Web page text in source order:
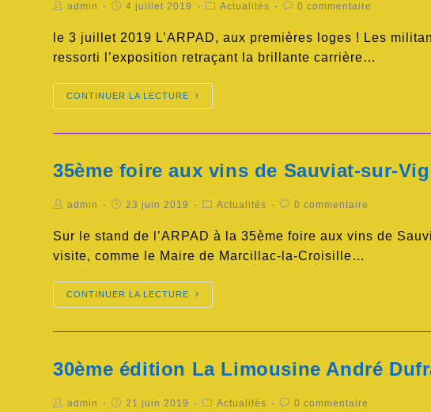
admin 4 juillet 2019 Actualités 0 commentaire
le 3 juillet 2019 L’ARPAD, aux premières loges ! Les
ressorti l’exposition retraçant la brillante carrière…
CONTINUER LA LECTURE
35ème foire aux vins de Sauviat-sur-
admin 23 juin 2019 Actualités 0 commentaire
Sur le stand de l’ARPAD à la 35ème foire aux vins de
visite, comme le Maire de Marcillac-la-Croisille…
CONTINUER LA LECTURE
30ème édition La Limousine André
admin 21 juin 2019 Actualités 0 commentaire